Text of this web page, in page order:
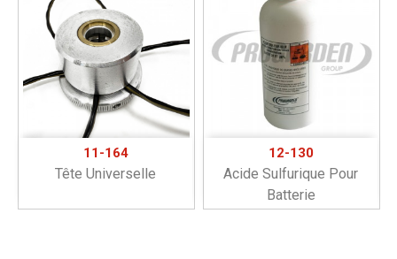
11-164
Tête Universelle
12-130
Acide Sulfurique Pour
Batterie